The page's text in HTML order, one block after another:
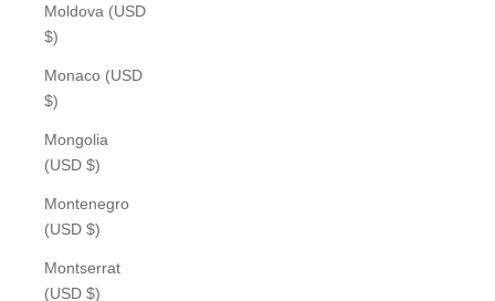
Moldova (USD
$)
Monaco (USD
$)
Mongolia
(USD $)
Montenegro
(USD $)
Montserrat
(USD $)